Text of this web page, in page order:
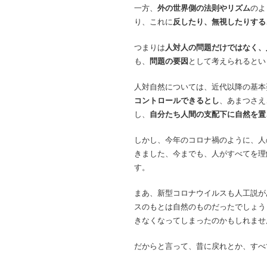
一方、 外の世界側の法則やリズムの
り、これに反したり、無視したりする
つまりは人対人の問題だけではなく
も、 問題の要因として考えられると
人対自然については、近代以降の基
コントロールできるとし、あまつさ
し、 自分たち人間の支配下に自然を
しかし、今年のコロナ禍のように、
きました、今までも、人がすべてを
す。
まあ、新型コロナウイルスも人工説
スのもとは自然のものだったでしょ
きなくなってしまったのかもしれま
だからと言って、昔に戻れとか、す